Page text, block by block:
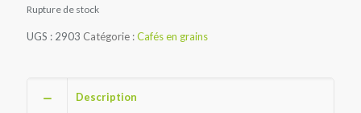
Rupture de stock
UGS : 2903 Catégorie :Cafés en grains
Description